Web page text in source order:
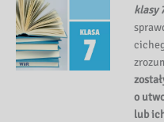
klasy
o
lub